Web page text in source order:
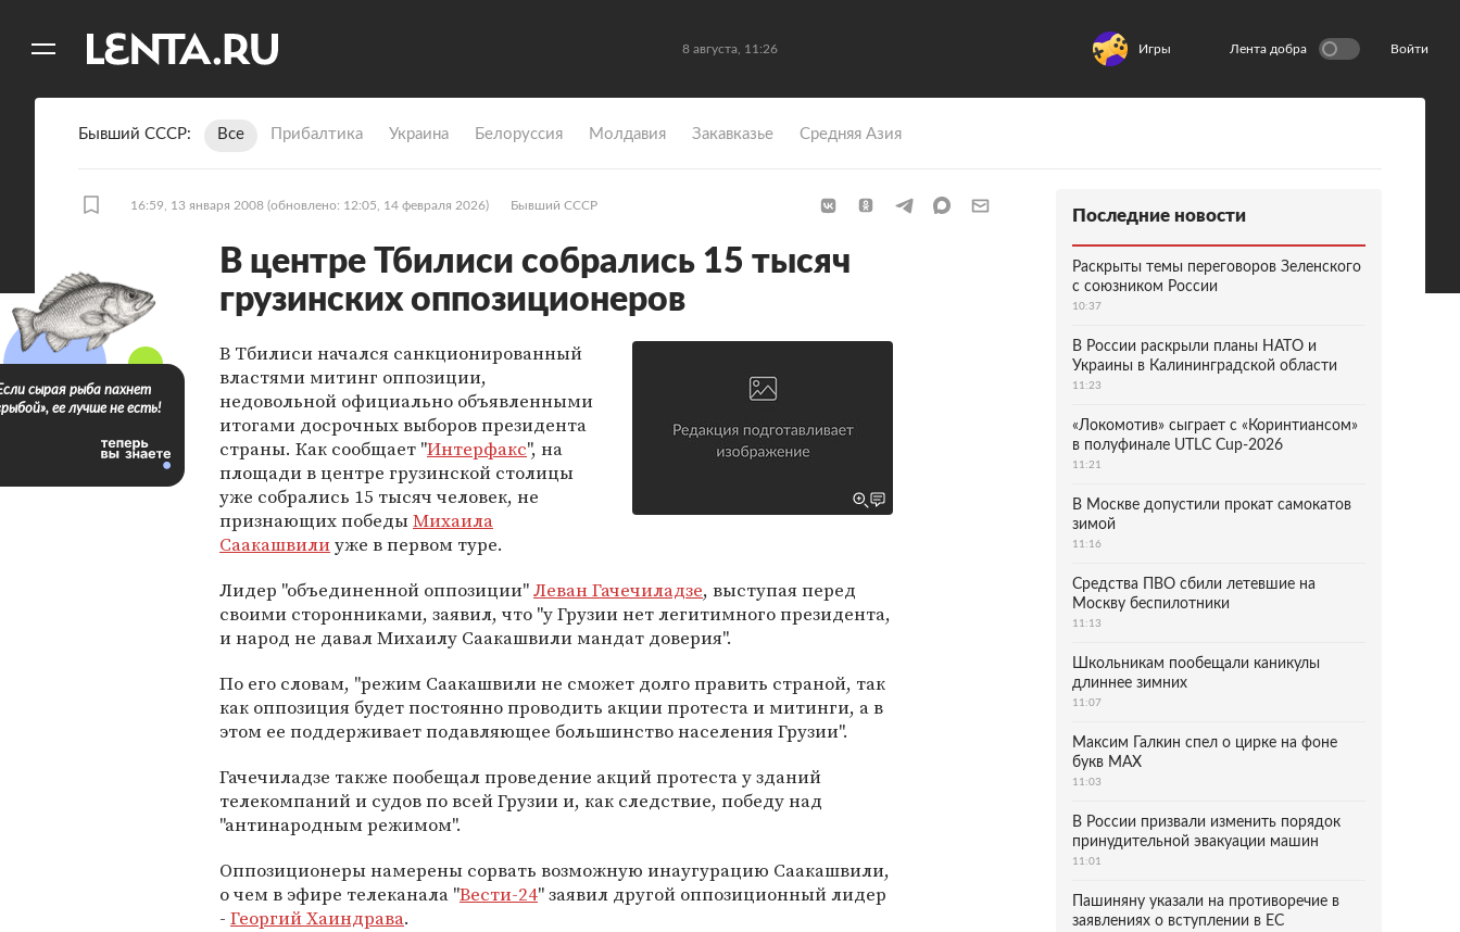
8 августа, 11:26 Игры Лента добра Войти
Бывший СССР Все Прибалтика Украина Белоруссия Молдавия Закавказье Средняя Азия
16:59, 13 января 2008 (обновлено: 12:05, 14 февраля 2026) Бывший СССР
В центре Тбилиси собрались 15 тысяч
грузинских оппозиционеров
В Тбилиси начался санкционированный
властями митинг оппозиции,
недовольной официально объявленными
итогами досрочных выборов президента
страны. Как сообщает "Интерфакс", на
площади в центре грузинской столицы
уже собрались 15 тысяч человек, не
признающих победыМихаила
Саакашвилиуже в первом туре.
Лидер "объединенной оппозиции"Леван Гачечиладзе, выступая перед
своими сторонниками, заявил, что "у Грузии нет легитимного президента,
и народ не давал Михаилу Саакашвили мандат доверия".
По его словам, "режим Саакашвили не сможет долго править страной, так
как оппозиция будет постоянно проводить акции протеста и митинги, а в
этом ее поддерживает подавляющее большинство населения Грузии".
Гачечиладзе также пообещал проведение акций протеста у зданий
телекомпаний и судов по всей Грузии и, как следствие, победу над
"антинародным режимом".
Оппозиционеры намерены сорвать возможную инаугурацию Саакашвили,
о чем в эфире телеканала "Вести-24" заявил другой оппозиционный лидер
- Георгий Хаиндрава.
сырая рыба пахнет
ее лучше не есть!
Последние новости
Раскрыты темы переговоров Зеленского
с союзником России
10:37
В России раскрыли планы НАТО и
Украины в Калининградской области
11:23
«Локомотив» сыграет с «Коринтиансом»
в полуфинале UTLC Cup-2026
11:21
В Москве допустили прокат самокатов
зимой
11:16
Средства ПВО сбили летевшие на
Москву беспилотники
11:13
Школьникам пообещали каникулы
длиннее зимних
11:07
Максим Галкин спел о цирке на фоне
букв MAX
11:03
В России призвали изменить порядок
принудительной эвакуации машин
11:01
Пашиняну указали на противоречие в
заявлениях о вступлении в ЕС